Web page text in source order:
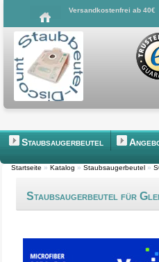
Versandkostenfrei ab 40€
Staubsaugerbeutel
Startseite » Katalog » Staubsaugerbeutel »
Staubsaugerbeutel für